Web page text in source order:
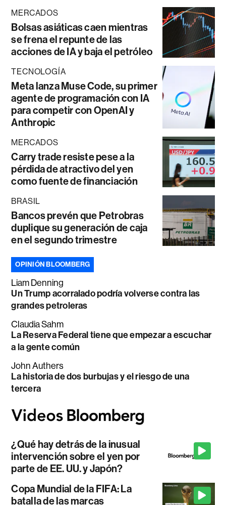
MERCADOS
Bolsas asiáticas caen mientras
se frena el repunte de las
acciones de IA y baja el petróleo
TECNOLOGÍA
Meta lanza Muse Code, su primer
agente de programación con IA
para competir con OpenAI y
Anthropic
MERCADOS
Carry trade resiste pese a la
pérdida de atractivo del yen
como fuente de financiación
BRASIL
Bancos prevén que Petrobras
duplique su generación de caja
en el segundo trimestre
OPINIÓN BLOOMBERG
Liam Denning
Un Trump acorralado podría volverse contra las
grandes petroleras
Claudia Sahm
La Reserva Federal tiene que empezar a escuchar
a la gente común
John Authers
La historia de dos burbujas y el riesgo de una
tercera
¿Qué hay detrás de la inusual
intervención sobre el yen por
parte de EE. UU. y Japón?
Copa Mundial de la FIFA: La
batalla de las marcas